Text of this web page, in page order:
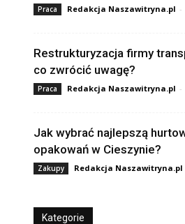
Praca Redakcja Naszawitryna.pl -
Restrukturyzacja firmy
co zwrócić uwagę?
Praca Redakcja Naszawitryna.pl -
Jak wybrać najlepszą
opakowań w Cieszynie?
Zakupy Redakcja Naszawitryna.pl
Kategorie